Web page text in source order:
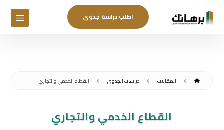
اطلب دراسة جدوى
المقالات دراسات الجدوى القطاع الخدمي والتجاري
القطاع الخدمي والتجاري